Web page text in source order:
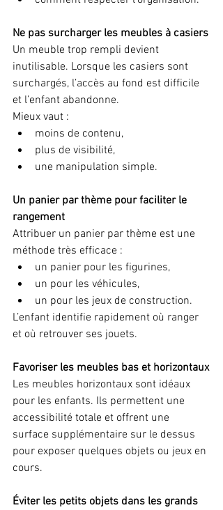
Ne pas surcharger les meubles à casiers
Un meuble trop rempli devient
inutilisable. Lorsque les casiers sont
surchargés, l’accès au fond est difficile
et l’enfant abandonne.
Mieux vaut :
moins de contenu,
plus de visibilité,
une manipulation simple.
Un panier par thème pour faciliter le
rangement
Attribuer un panier par thème est une
méthode très efficace :
un panier pour les figurines,
un pour les véhicules,
un pour les jeux de construction.
L’enfant identifie rapidement où ranger
et où retrouver ses jouets.
Favoriser les meubles bas et horizontaux
Les meubles horizontaux sont idéaux
pour les enfants. Ils permettent une
accessibilité totale et offrent une
surface supplémentaire sur le dessus
pour exposer quelques objets ou jeux en
cours.
Éviter les petits objets dans les grands